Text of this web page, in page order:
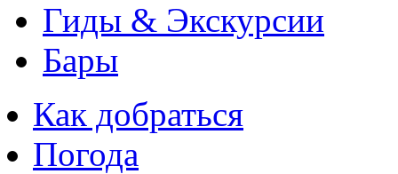
Гиды & Экскурсии
Бары
Как добраться
Погода